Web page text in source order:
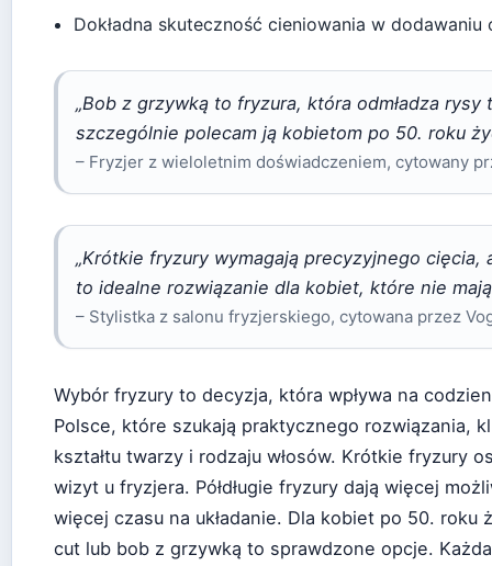
Dokładna skuteczność cieniowania w
„Bob z grzywką to fryzura, która odmładza
szczególnie polecam ją kobietom po 50. roku
– Fryzjer z wieloletnim doświadczeniem, cytowany
„Krótkie fryzury wymagają precyzyjnego cięcia,
to idealne rozwiązanie dla kobiet, które nie
– Stylistka z salonu fryzjerskiego, cytowana przez
Wybór fryzury to decyzja, która wpływa na
Polsce, które szukają praktycznego rozwiązania,
kształtu twarzy i rodzaju włosów. Krótkie fryzury
wizyt u fryzjera. Półdługie fryzury dają więcej
więcej czasu na układanie. Dla kobiet po 50. roku
cut lub bob z grzywką to sprawdzone opcje.